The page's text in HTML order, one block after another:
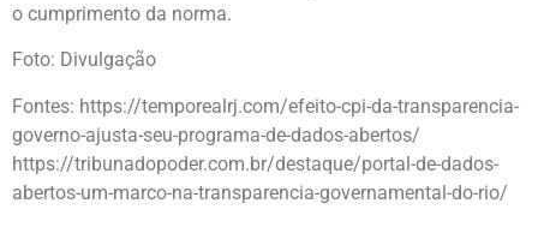
o cumprimento da norma.
Foto: Divulgação
Fontes: https://temporealrj.com/efeito-cpi-da-transparencia-
governo-ajusta-seu-programa-de-dados-abertos/
https://tribunadopoder.com.br/destaque/portal-de-dados-
abertos-um-marco-na-transparencia-governamental-do-rio/